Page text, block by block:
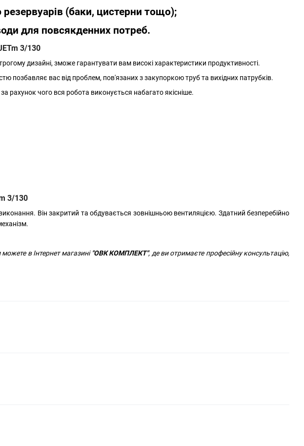
(баки, цистерни тощо);
для повсякденних потреб.
3/130
дизайні, зможе гарантувати вам високі характеристики продуктивності.
позбавляє вас від проблем, пов'язаних з закупоркою труб та вихідних патрубків.
рахунок чого вся робота виконується набагато якісніше.
3/130
Він закритий та обдувається зовнішньою вентиляцією. Здатний безперебійно
в Інтернет магазині "ОВК КОМПЛЕКТ", де ви отримаєте професійну консультацію,